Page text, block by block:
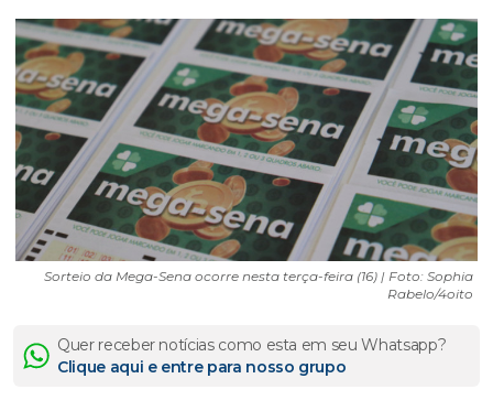
Sorteio da Mega-Sena ocorre nesta terça-feira (16) | Foto: Sophia
Rabelo/4oito
Quer receber notícias como esta em seu Whatsapp?
Clique aqui e entre para nosso grupo